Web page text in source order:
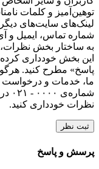
توهین‌آمیز و کلمات
لینک‌های سایت‌های
شماره تماس، ایمیل و
به ساختار بخش نظرات،
این بخش خودداری
پاسخ» مطرح کنید.
نظرات خودداری کنید.
ثبت نظر
پرسش و پاسخ